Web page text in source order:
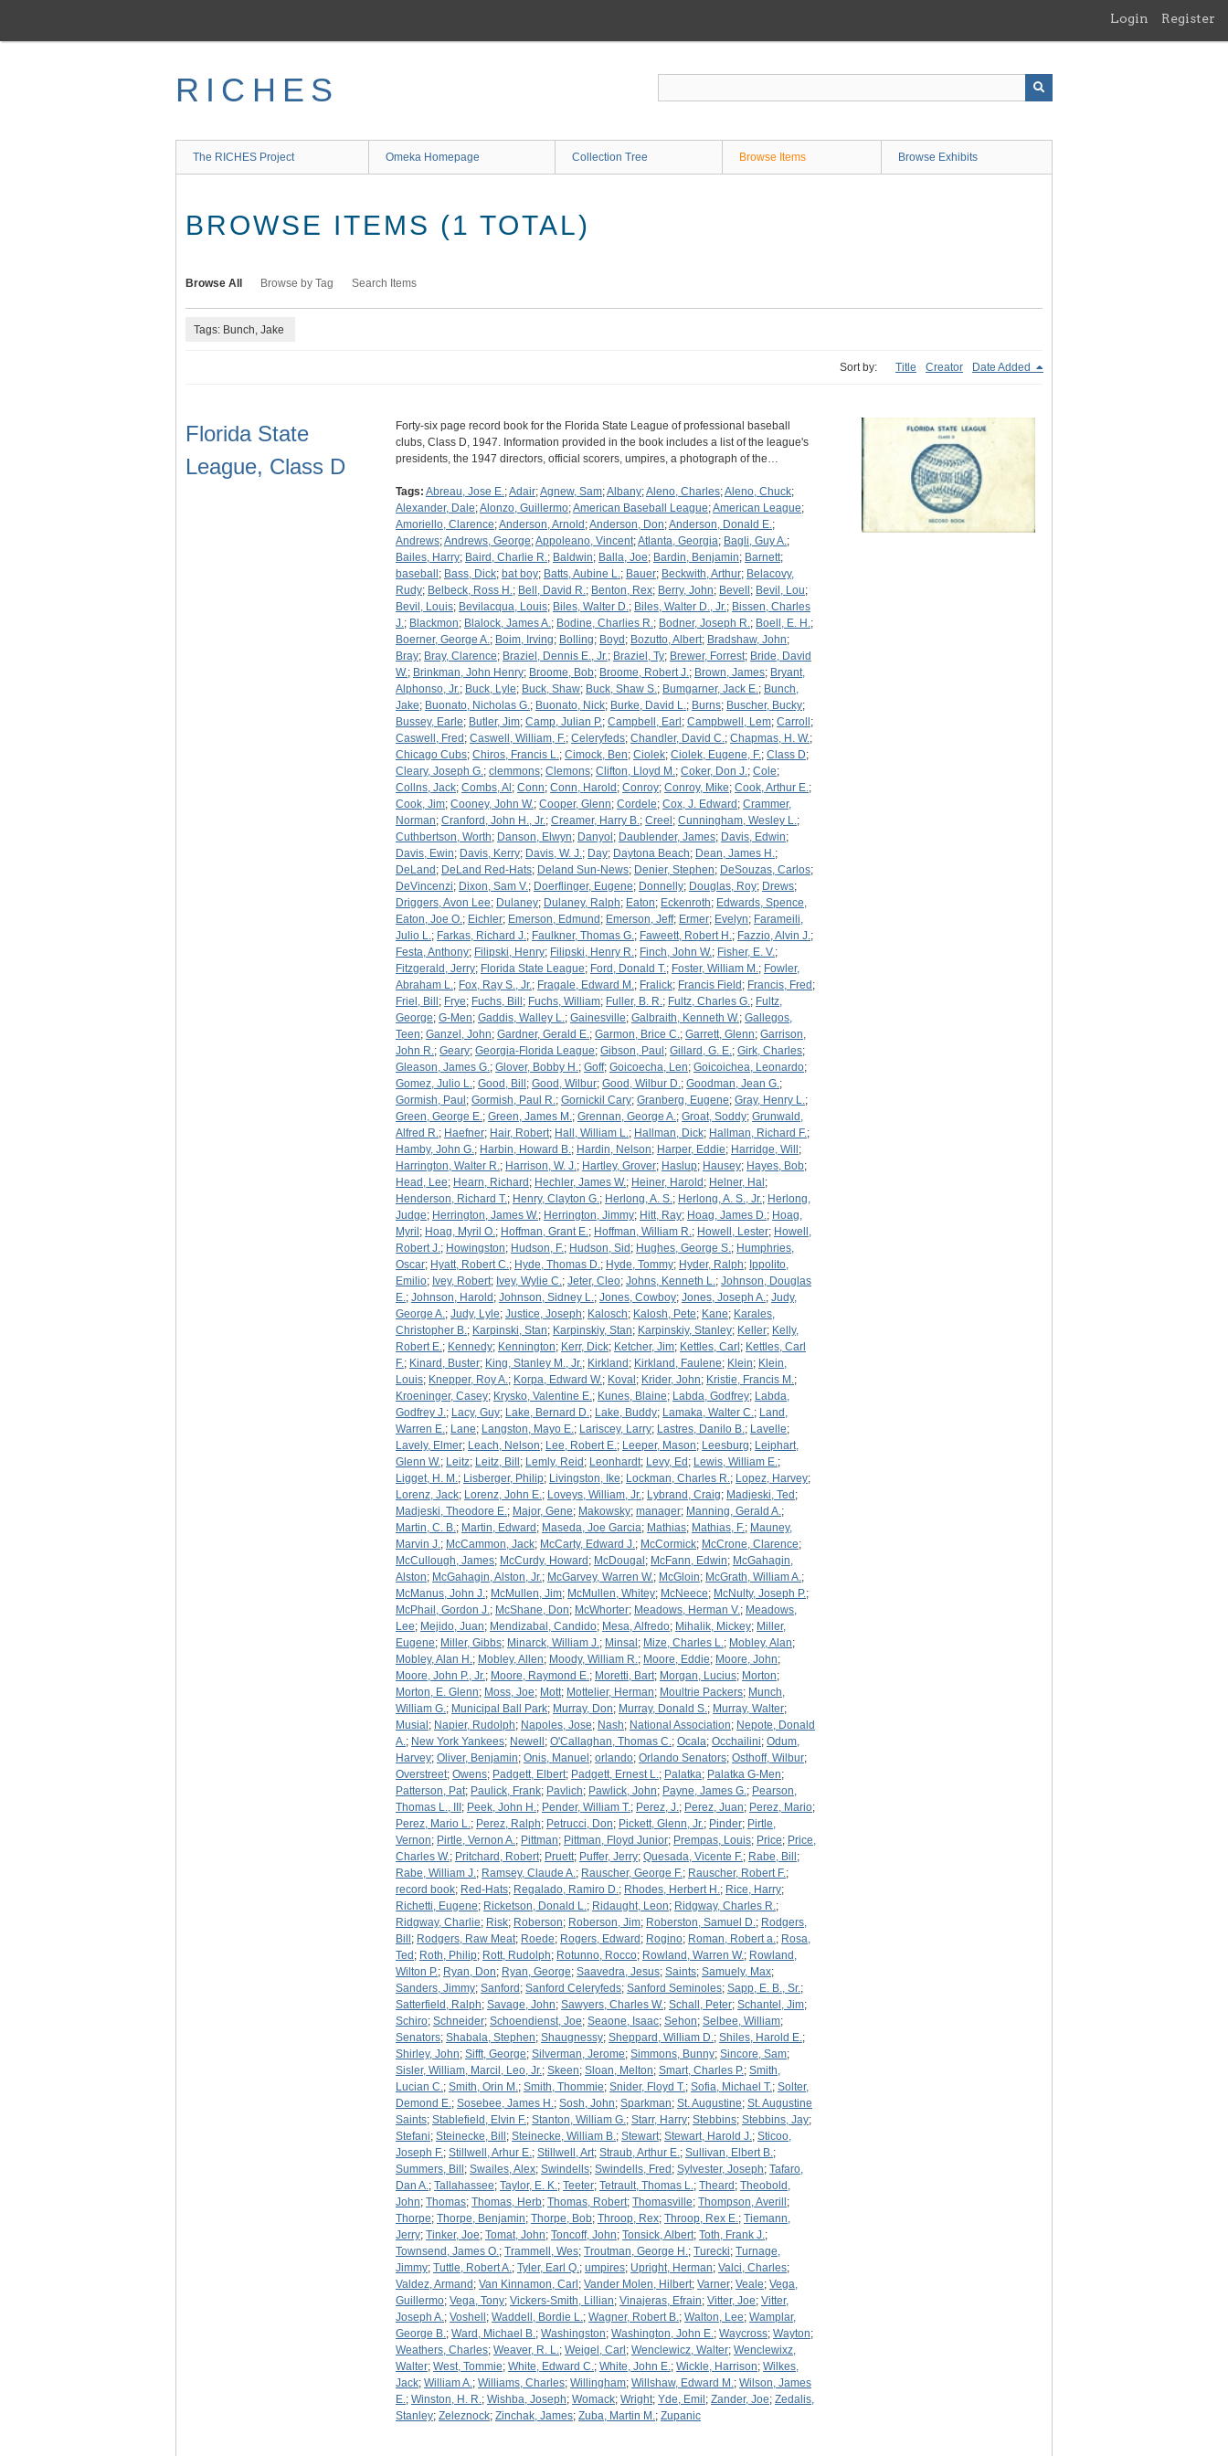
main
Login Register
RICHES
The RICHES Project Omeka Homepage Collection Tree Browse Items Browse Exhibits
BROWSE ITEMS (1 TOTAL)
Browse All Browse by Tag Search Items
Tags: Bunch, Jake
Sort by: Title Creator Date Added
Florida State
League, Class D
Forty-six page record book for the Florida State League of professional baseball
clubs, Class D, 1947. Information provided in the book includes a list of the league's
presidents, the 1947 directors, official scorers, umpires, a photograph of the…
Tags: Abreau, Jose E.;Adair;Agnew, Sam;Albany;Aleno, Charles;Aleno, Chuck;
Alexander, Dale;Alonzo, Guillermo;American Baseball League;American League;
Amoriello, Clarence;Anderson, Arnold ;Anderson, Don;Anderson, Donald E.;
Andrews;Andrews, George;Appoleano, Vincent;Atlanta, Georgia; Bagli, Guy A.;
Bailes, Harry; Baird, Charlie R.; Baldwin; Balla, Joe; Bardin, Benjamin; Barnett;
baseball ; Bass, Dick; bat boy; Batts, Aubine L.; Bauer; Beckwith, Arthur; Belacovy,
Rudy; Belbeck, Ross H.; Bell, David R.; Benton, Rex; Berry, John; Bevell ; Bevil, Lou;
Bevil, Louis; Bevilacqua, Louis; Biles, Walter D.; Biles, Walter D., Jr.; Bissen, Charles
J.; Blackmon; Blalock, James A.; Bodine, Charlies R.; Bodner, Joseph R.; Boell, E. H.;
Boerner, George A.; Boim, Irving; Bolling; Boyd ; Bozutto, Albert; Bradshaw, John;
Bray; Bray, Clarence; Braziel, Dennis E., Jr.; Braziel, Ty; Brewer, Forrest; Bride, David
W.; Brinkman, John Henry; Broome, Bob; Broome, Robert J.; Brown, James; Bryant,
Alphonso, Jr.; Buck, Lyle; Buck, Shaw; Buck, Shaw S.; Bumgarner, Jack E.; Bunch,
Jake; Buonato, Nicholas G.; Buonato, Nick; Burke, David L.; Burns; Buscher, Bucky;
Bussey, Earle; Butler, Jim; Camp, Julian P.; Campbell, Earl ; Campbwell, Lem; Carroll ;
Caswell, Fred ; Caswell, William, F.; Celeryfeds; Chandler, David C.; Chapmas, H. W.;
Chicago Cubs; Chiros, Francis L.; Cimock, Ben; Ciolek; Ciolek, Eugene, F.; Class D;
Cleary, Joseph G.; clemmons; Clemons; Clifton, Lloyd M.; Coker, Don J.; Cole;
Collns, Jack; Combs, Al ; Conn; Conn, Harold ; Conroy; Conroy, Mike; Cook, Arthur E.;
Cook, Jim; Cooney, John W.; Cooper, Glenn; Cordele; Cox, J. Edward ; Crammer,
Norman; Cranford, John H., Jr.; Creamer, Harry B.; Creel ; Cunningham, Wesley L.;
Cuthbertson, Worth; Danson, Elwyn; Danyol ; Daublender, James; Davis, Edwin;
Davis, Ewin; Davis, Kerry; Davis, W. J.; Day; Daytona Beach; Dean, James H.;
DeLand ; DeLand Red-Hats; Deland Sun-News; Denier, Stephen; DeSouzas, Carlos;
DeVincenzi; Dixon, Sam V.; Doerflinger, Eugene; Donnelly; Douglas, Roy; Drews;
Driggers, Avon Lee; Dulaney; Dulaney, Ralph; Eaton; Eckenroth; Edwards, Spence,
Eaton, Joe O.; Eichler; Emerson, Edmund ; Emerson, Jeff; Ermer; Evelyn; Farameili,
Julio L.; Farkas, Richard J.; Faulkner, Thomas G.; Faweett, Robert H.; Fazzio, Alvin J.;
Festa, Anthony; Filipski, Henry; Filipski, Henry R.; Finch, John W.; Fisher, E. V.;
Fitzgerald, Jerry; Florida State League; Ford, Donald T.; Foster, William M.; Fowler,
Abraham L.; Fox, Ray S., Jr.; Fragale, Edward M.; Fralick; Francis Field ; Francis, Fred ;
Friel, Bill ; Frye; Fuchs, Bill ; Fuchs, William; Fuller, B. R.; Fultz, Charles G.; Fultz,
George; G-Men; Gaddis, Walley L.; Gainesville; Galbraith, Kenneth W.; Gallegos,
Teen; Ganzel, John; Gardner, Gerald E.; Garmon, Brice C.; Garrett, Glenn; Garrison,
John R.; Geary; Georgia-Florida League; Gibson, Paul ; Gillard, G. E.; Girk, Charles;
Gleason, James G.; Glover, Bobby H.; Goff; Goicoecha, Len; Goicoichea, Leonardo;
Gomez, Julio L.; Good, Bill ; Good, Wilbur; Good, Wilbur D.; Goodman, Jean G.;
Gormish, Paul ; Gormish, Paul R.; Gornickil Cary; Granberg, Eugene; Gray, Henry L.;
Green, George E.; Green, James M.; Grennan, George A.; Groat, Soddy; Grunwald,
Alfred R.; Haefner; Hair, Robert; Hall, William L.; Hallman, Dick; Hallman, Richard F.;
Hamby, John G.; Harbin, Howard B.; Hardin, Nelson; Harper, Eddie; Harridge, Will ;
Harrington, Walter R.; Harrison, W. J.; Hartley, Grover; Haslup; Hausey; Hayes, Bob;
Head, Lee; Hearn, Richard ; Hechler, James W.; Heiner, Harold ; Helner, Hal ;
Henderson, Richard T.; Henry, Clayton G.; Herlong, A. S.; Herlong, A. S., Jr.; Herlong,
Judge; Herrington, James W.; Herrington, Jimmy; Hitt, Ray; Hoag, James D.; Hoag,
Myril ; Hoag, Myril O.; Hoffman, Grant E.; Hoffman, William R.; Howell, Lester; Howell,
Robert J.; Howingston; Hudson, F.; Hudson, Sid ; Hughes, George S.; Humphries,
Oscar; Hyatt, Robert C.; Hyde, Thomas D.; Hyde, Tommy; Hyder, Ralph; Ippolito,
Emilio; Ivey, Robert; Ivey, Wylie C.; Jeter, Cleo; Johns, Kenneth L.; Johnson, Douglas
E.; Johnson, Harold ; Johnson, Sidney L.; Jones, Cowboy; Jones, Joseph A.; Judy,
George A.; Judy, Lyle; Justice, Joseph; Kalosch; Kalosh, Pete; Kane; Karales,
Christopher B.; Karpinski, Stan; Karpinskiy, Stan; Karpinskiy, Stanley; Keller; Kelly,
Robert E.; Kennedy; Kennington; Kerr, Dick; Ketcher, Jim; Kettles, Carl ; Kettles, Carl
F.; Kinard, Buster; King, Stanley M., Jr.; Kirkland ; Kirkland, Faulene; Klein; Klein,
Louis; Knepper, Roy A.; Korpa, Edward W.; Koval ; Krider, John; Kristie, Francis M.;
Kroeninger, Casey; Krysko, Valentine E.; Kunes, Blaine; Labda, Godfrey; Labda,
Godfrey J.; Lacy, Guy; Lake, Bernard D.; Lake, Buddy; Lamaka, Walter C.; Land,
Warren E.; Lane; Langston, Mayo E.; Lariscey, Larry; Lastres, Danilo B.; Lavelle;
Lavely, Elmer; Leach, Nelson; Lee, Robert E.; Leeper, Mason; Leesburg; Leiphart,
Glenn W.; Leitz; Leitz, Bill ; Lemly, Reid ; Leonhardt; Levy, Ed ; Lewis, William E.;
Ligget, H. M.; Lisberger, Philip; Livingston, Ike; Lockman, Charles R.; Lopez, Harvey;
Lorenz, Jack; Lorenz, John E.; Loveys, William, Jr.; Lybrand, Craig; Madjeski, Ted ;
Madjeski, Theodore E.; Major, Gene; Makowsky; manager; Manning, Gerald A.;
Martin, C. B.; Martin, Edward ; Maseda, Joe Garcia; Mathias; Mathias, F.; Mauney,
Marvin J.; McCammon, Jack; McCarty, Edward J.; McCormick; McCrone, Clarence;
McCullough, James; McCurdy, Howard ; McDougal ; McFann, Edwin; McGahagin,
Alston; McGahagin, Alston, Jr.; McGarvey, Warren W.; McGloin; McGrath, William A.;
McManus, John J.; McMullen, Jim; McMullen, Whitey; McNeece; McNulty, Joseph P.;
McPhail, Gordon J.; McShane, Don; McWhorter; Meadows, Herman V.; Meadows,
Lee; Mejido, Juan; Mendizabal, Candido; Mesa, Alfredo; Mihalik, Mickey; Miller,
Eugene; Miller, Gibbs; Minarck, William J.; Minsal ; Mize, Charles L.; Mobley, Alan;
Mobley, Alan H.; Mobley, Allen; Moody, William R.; Moore, Eddie; Moore, John;
Moore, John P., Jr.; Moore, Raymond E.; Moretti, Bart; Morgan, Lucius; Morton;
Morton, E. Glenn; Moss, Joe; Mott; Mottelier, Herman; Moultrie Packers; Munch,
William G.; Municipal Ball Park; Murray, Don; Murray, Donald S.; Murray, Walter;
Musial ; Napier, Rudolph; Napoles, Jose; Nash; National Association; Nepote, Donald
A.; New York Yankees; Newell ; O'Callaghan, Thomas C.; Ocala; Occhailini; Odum,
Harvey; Oliver, Benjamin; Onis, Manuel ; orlando; Orlando Senators; Osthoff, Wilbur;
Overstreet; Owens; Padgett, Elbert; Padgett, Ernest L.; Palatka; Palatka G-Men;
Patterson, Pat; Paulick, Frank; Pavlich; Pawlick, John; Payne, James G.; Pearson,
Thomas L., III ; Peek, John H.; Pender, William T.; Perez, J.; Perez, Juan; Perez, Mario;
Perez, Mario L.; Perez, Ralph; Petrucci, Don; Pickett, Glenn, Jr.; Pinder; Pirtle,
Vernon; Pirtle, Vernon A.; Pittman; Pittman, Floyd Junior; Prempas, Louis; Price; Price,
Charles W.; Pritchard, Robert; Pruett; Puffer, Jerry; Quesada, Vicente F.; Rabe, Bill ;
Rabe, William J.; Ramsey, Claude A.; Rauscher, George F.; Rauscher, Robert F.;
record book; Red-Hats; Regalado, Ramiro D.; Rhodes, Herbert H.; Rice, Harry;
Richetti, Eugene; Ricketson, Donald L.; Ridaught, Leon; Ridgway, Charles R.;
Ridgway, Charlie; Risk; Roberson; Roberson, Jim; Roberston, Samuel D.; Rodgers,
Bill ; Rodgers, Raw Meat; Roede; Rogers, Edward ; Rogino; Roman, Robert a.; Rosa,
Ted ; Roth, Philip; Rott, Rudolph; Rotunno, Rocco; Rowland, Warren W.; Rowland,
Wilton P.; Ryan, Don; Ryan, George; Saavedra, Jesus; Saints; Samuely, Max;
Sanders, Jimmy; Sanford ; Sanford Celeryfeds; Sanford Seminoles; Sapp, E. B., Sr.;
Satterfield, Ralph; Savage, John; Sawyers, Charles W.; Schall, Peter; Schantel, Jim;
Schiro; Schneider; Schoendienst, Joe; Seaone, Isaac; Sehon; Selbee, William;
Senators; Shabala, Stephen; Shaugnessy; Sheppard, William D.; Shiles, Harold E.;
Shirley, John; Sifft, George; Silverman, Jerome; Simmons, Bunny; Sincore, Sam;
Sisler, William, Marcil, Leo, Jr.; Skeen; Sloan, Melton; Smart, Charles P.; Smith,
Lucian C.; Smith, Orin M.; Smith, Thommie; Snider, Floyd T.; Sofia, Michael T.; Solter,
Demond E.; Sosebee, James H.; Sosh, John; Sparkman; St. Augustine; St. Augustine
Saints; Stablefield, Elvin F.; Stanton, William G.; Starr, Harry; Stebbins; Stebbins, Jay;
Stefani; Steinecke, Bill ; Steinecke, William B.; Stewart; Stewart, Harold J.; Sticoo,
Joseph F.; Stillwell, Arhur E.; Stillwell, Art; Straub, Arthur E.; Sullivan, Elbert B.;
Summers, Bill ; Swailes, Alex; Swindells; Swindells, Fred ; Sylvester, Joseph; Tafaro,
Dan A.; Tallahassee; Taylor, E. K.; Teeter; Tetrault, Thomas L.; Theard ; Theobold,
John; Thomas; Thomas, Herb; Thomas, Robert; Thomasville; Thompson, Averill ;
Thorpe; Thorpe, Benjamin; Thorpe, Bob; Throop, Rex; Throop, Rex E.; Tiemann,
Jerry; Tinker, Joe; Tomat, John; Toncoff, John; Tonsick, Albert; Toth, Frank J.;
Townsend, James O.; Trammell, Wes; Troutman, George H.; Turecki; Turnage,
Jimmy; Tuttle, Robert A.; Tyler, Earl Q.; umpires; Upright, Herman; Valci, Charles;
Valdez, Armand ; Van Kinnamon, Carl ; Vander Molen, Hilbert; Varner; Veale; Vega,
Guillermo; Vega, Tony; Vickers-Smith, Lillian; Vinajeras, Efrain; Vitter, Joe; Vitter,
Joseph A.; Voshell ; Waddell, Bordie L.; Wagner, Robert B.; Walton, Lee; Wamplar,
George B.; Ward, Michael B.; Washingston; Washington, John E.; Waycross; Wayton;
Weathers, Charles; Weaver, R. L.; Weigel, Carl ; Wenclewicz, Walter; Wenclewixz,
Walter; West, Tommie; White, Edward C.; White, John E.; Wickle, Harrison; Wilkes,
Jack; William A.; Williams, Charles; Willingham; Willshaw, Edward M.; Wilson, James
E.; Winston, H. R.; Wishba, Joseph; Womack; Wright; Yde, Emil ; Zander, Joe; Zedalis,
Stanley; Zeleznock; Zinchak, James; Zuba, Martin M.; Zupanic